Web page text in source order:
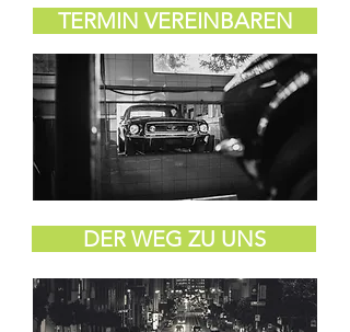
TERMIN VEREINBAREN
DER WEG ZU UNS